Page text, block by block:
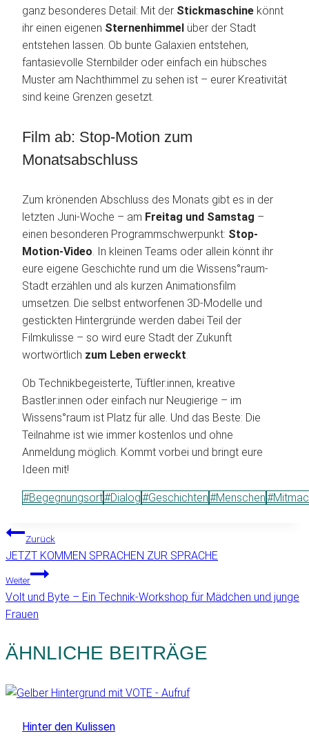
ganz besonderes Detail: Mit der Stickmaschine könnt
ihr einen eigenen Sternenhimmel über der Stadt
entstehen lassen. Ob bunte Galaxien entstehen,
fantasievolle Sternbilder oder einfach ein hübsches
Muster am Nachthimmel zu sehen ist – eurer Kreativität
sind keine Grenzen gesetzt.
Film ab: Stop-Motion zum
Monatsabschluss
Zum krönenden Abschluss des Monats gibt es in der
letzten Juni-Woche – am Freitag und Samstag –
einen besonderen Programmschwerpunkt: Stop-
Motion-Video. In kleinen Teams oder allein könnt ihr
eure eigene Geschichte rund um die Wissens°raum-
Stadt erzählen und als kurzen Animationsfilm
umsetzen. Die selbst entworfenen 3D-Modelle und
gestickten Hintergründe werden dabei Teil der
Filmkulisse – so wird eure Stadt der Zukunft
wortwörtlich zum Leben erweckt.
Ob Technikbegeisterte, Tüftler:innen, kreative
Bastler:innen oder einfach nur Neugierige – im
Wissens°raum ist Platz für alle. Und das Beste: Die
Teilnahme ist wie immer kostenlos und ohne
Anmeldung möglich. Kommt vorbei und bringt eure
Ideen mit!
Schlagworte:
#Begegnungsort#Dialog#Geschichten#Menschen#
BEITRAGSNAVIGATION
Zurück
JETZT KOMMEN SPRACHEN ZUR SPRACHE
Weiter
Volt und Byte – Ein Technik-Workshop für Mädchen und junge
Frauen
ÄHNLICHE BEITRÄGE
Hinter den Kulissen